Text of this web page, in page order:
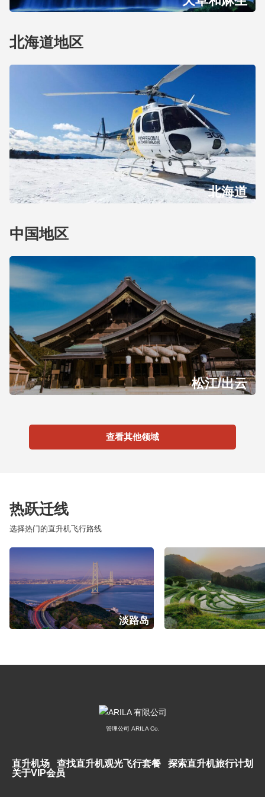
北海道地区
北海道
中国地区
松江/出云
查看其他领域
热跃迁线
选择热门的直升机飞行路线
淡路岛
管理公司 ARILA Co.
直升机场 查找直升机观光飞行套餐
探索直升机旅行计划
关于VIP会员